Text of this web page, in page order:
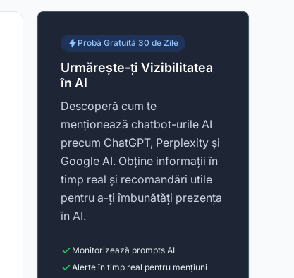
Probă Gratuită 30 de Zile
Urmărește-ți Vizibilitatea
în AI
Descoperă cum te
menționează chatbot-urile AI
precum ChatGPT, Perplexity și
Google AI. Obține informații în
timp real și recomandări utile
pentru a-ți îmbunătăți prezența
în AI.
Monitorizează prompts AI
Alerte în timp real pentru mențiuni